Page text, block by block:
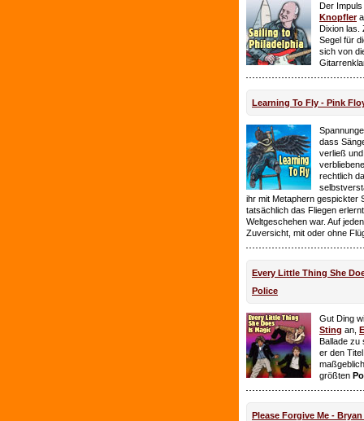
Der
Knopfler
Dixion las.
Segel für
sich von
Learning To Fly - Pink
dass
verließ
rechtlich
ihr mit Metaphern gespickter
tatsächlich das Fliegen
Weltgeschehen war. Auf
Zuversicht, mit oder ohne
Every Little Thing She
Police
Gut Ding
Sting an,
Ballade zu
er den
größten
Please Forgive Me -